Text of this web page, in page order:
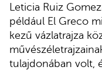
Leticia Ruiz
például El Greco
kezű vázlatrajza
tulajdonában volt,